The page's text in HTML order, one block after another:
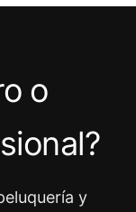
o
y